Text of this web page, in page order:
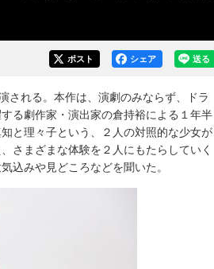
送る
シェア
ポスト
れる。本作は、演劇のみならず、ドラ
る劇作家・演出家の倉持裕による１年半
と理々子という、２人の対照的な少女が
さまざまな体験を２人にもたらしていく
込みや見どころなどを聞いた。